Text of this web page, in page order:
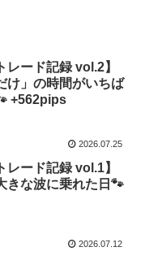
レード記録 vol.2】
け」の時間がいちば
+562pips
2026.07.25
レード記録 vol.1】
きな波に乗れた日🐾
2026.07.12